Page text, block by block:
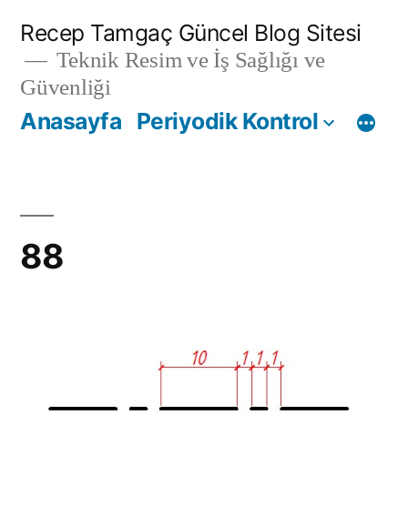
Recep Tamgaç Güncel Blog Sitesi
Teknik Resim ve İş Sağlığı ve
Güvenliği
Anasayfa Periyodik Kontrol
88